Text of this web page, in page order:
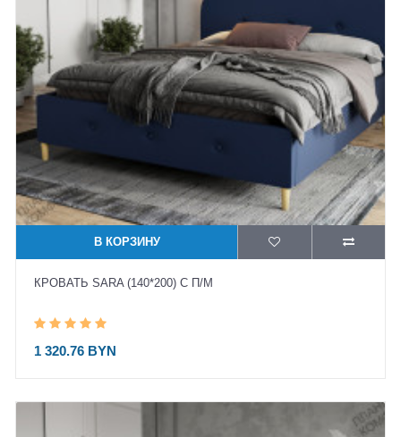
В КОРЗИНУ
КРОВАТЬ SARA (140*200) С П/М
1 320.76 BYN